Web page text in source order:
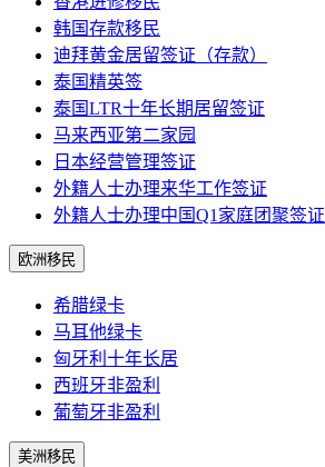
韩国存款移民
迪拜黄金居留签证（存款）
泰国精英签
泰国LTR十年长期居留签证
马来西亚第二家园
日本经营管理签证
外籍人士办理来华工作签证
外籍人士办理中国Q1家庭团聚签证
欧洲移民
希腊绿卡
马耳他绿卡
匈牙利十年长居
西班牙非盈利
葡萄牙非盈利
美洲移民